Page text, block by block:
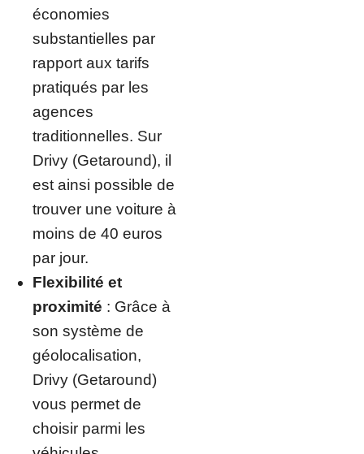
économies
substantielles par
rapport aux tarifs
pratiqués par les
agences
traditionnelles. Sur
Drivy (Getaround), il
est ainsi possible de
trouver une voiture à
moins de 40 euros
par jour.
Flexibilité et
proximité : Grâce à
son système de
géolocalisation,
Drivy (Getaround)
vous permet de
choisir parmi les